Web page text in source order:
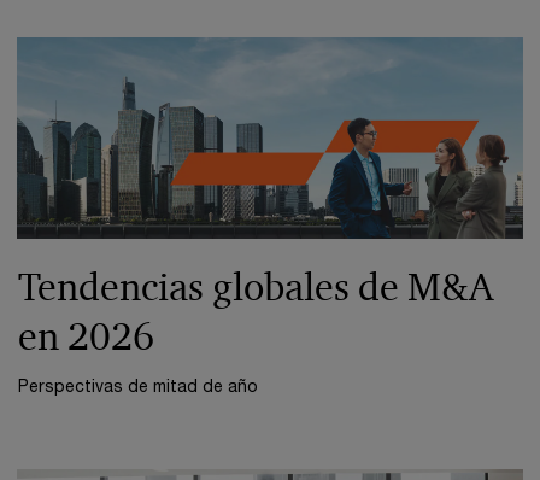
Tendencias globales de M&A
en 2026
Perspectivas de mitad de año